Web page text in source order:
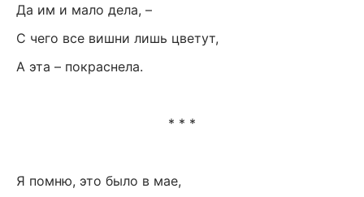
Да им и мало дела, –
С чего все вишни лишь цветут,
А эта – покраснела.
* * *
Я помню, это было в мае,